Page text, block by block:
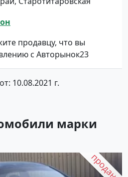
продавцу, что вы
с Авторынок23
10.08.2021 г.
марки